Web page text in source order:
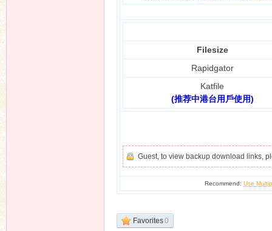
Filesize
Rapidgator
Katfile
(推荐中港台用戶使用)
Guest, to view backup download links,
Recommend:Use
Favorites0